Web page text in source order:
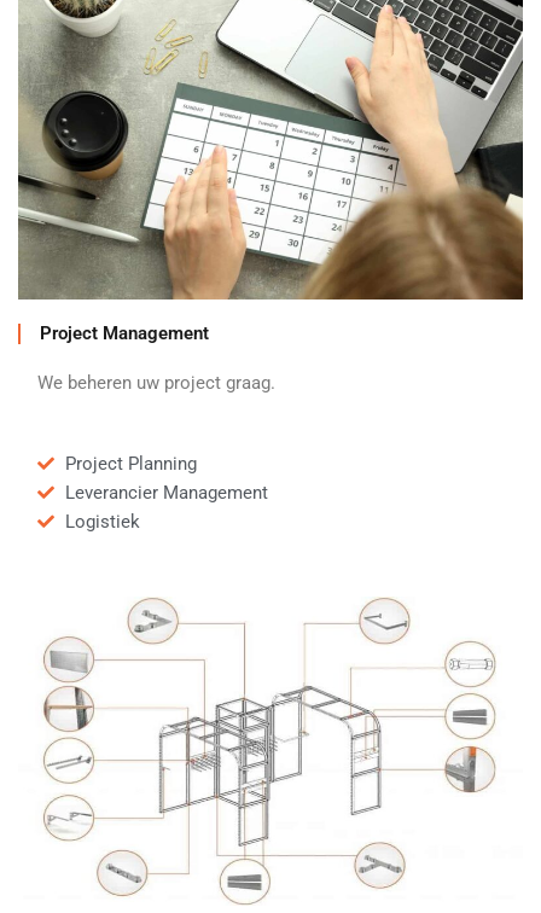
Project Management
We beheren uw project graag.
Project Planning
Leverancier Management
Logistiek